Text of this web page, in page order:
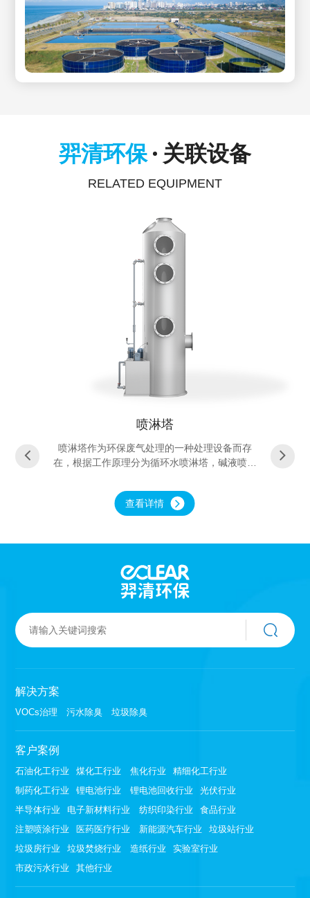
羿清环保 关联设备
RELATED EQUIPMENT
喷淋塔
喷淋塔作为环保废气处理的一种处理设备而存
在，根据工作原理分为循环水喷淋塔，碱液喷淋
质分为玻璃钢喷淋塔、pp喷淋塔、不锈钢喷淋
塔。根据废气性质不一样选择合理的喷淋材质和
中的有害物质。
查看详情
解决方案
VOCs治理 污水除臭 垃圾除臭
客户案例
石油化工行业 煤化工行业 焦化行业
精细化工行业
制药化工行业
锂电池行业 锂电池回收行业
光伏行业
半导体行业
电子新材料行业 纺织印染行业
食品行业
注塑喷涂行业
医药医疗行业 新能源汽车行业
垃圾站行业
垃圾房行业
垃圾焚烧行业 造纸行业
实验室行业
市政污水行业
其他行业